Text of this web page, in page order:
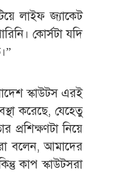
লাইফ জ্যাকেট
কোর্সটা যদি
স্কাউটস এরই
করেছে, যেহেতু
নিয়ে
বলেন, আমাদের
কাপ স্কাউটসরা